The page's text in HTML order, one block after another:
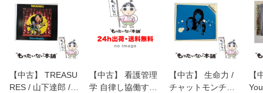
【中古】 TREASU
RES / 山下達郎 /
【中古】 看護管理
学 自律し協働する
【中古】 生命力 /
チャットモンチー /
【